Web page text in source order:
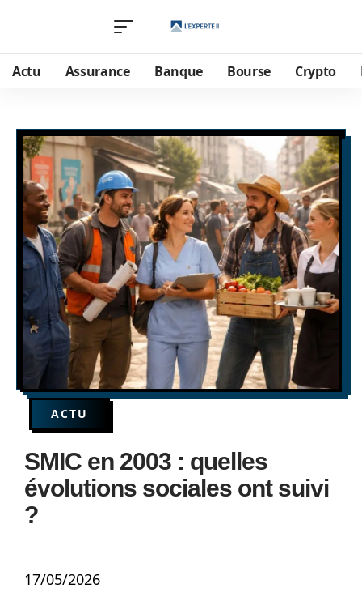
Actu Assurance Banque Bourse Crypto
ACTU
SMIC en 2003 : quelles
évolutions sociales ont suivi
?
17/05/2026